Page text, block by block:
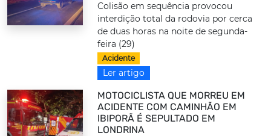
Colisão em sequência provocou
interdição total da rodovia por cerca
de duas horas na noite de segunda-
feira (29)
Acidente
Ler artigo
MOTOCICLISTA QUE MORREU EM
ACIDENTE COM CAMINHÃO EM
IBIPORÃ É SEPULTADO EM
LONDRINA